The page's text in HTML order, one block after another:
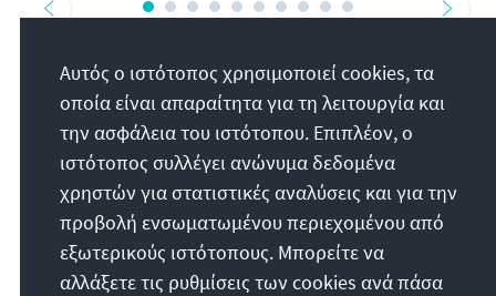
Άλλα θέματα
WISSENSCHAFT, FORSCHUNG UND
TECHNOLOGIE
Αυτός ο ιστότοπος χρησιμοποιεί cookies, τα
οποία είναι απαραίτητα για τη λειτουργία και
την ασφάλεια του ιστότοπου. Επιπλέον, ο
ιστότοπος συλλέγει ανώνυμα δεδομένα
χρηστών για στατιστικές αναλύσεις και για την
προβολή ενσωματωμένου περιεχομένου από
εξωτερικούς ιστότοπους. Μπορείτε να
αλλάξετε τις ρυθμίσεις των cookies ανά πάσα